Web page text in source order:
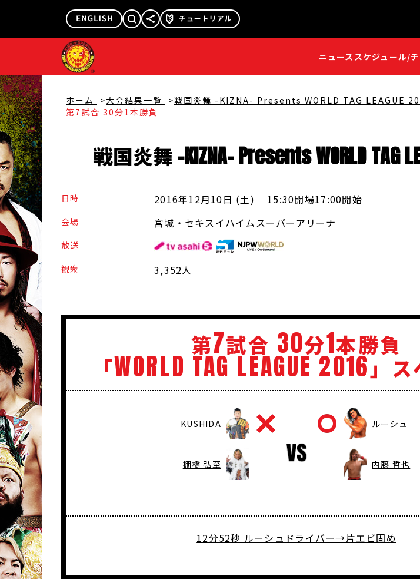
ニュース スケジュール/
ホーム 大会結果一覧
戦国炎舞 -KIZNA- Presents WORLD TAG LEAGUE
第7試合 30分1本勝負
戦国炎舞 -KIZNA-PresentsWORLDTAG
日時 2016年12月10日 (土) 15:30開場17:00開始
会場 宮城・セキスイハイムスーパーアリーナ
放送
観衆
3,352人
第7試合 30分1本勝負
「WORLD TAG LEAGUE 2016」ス
KUSHIDA
棚橋 弘至
ルーシュ
内藤 哲也
12分52秒 ルーシュドライバー→片エビ固め